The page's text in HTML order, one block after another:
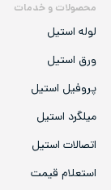
محصولات و خدمات
لوله استیل
ورق استیل
پروفیل استیل
میلگرد استیل
اتصالات استیل
استعلام قیمت